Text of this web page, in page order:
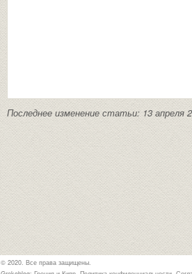
Последнее изменение статьи: 13 апреля
© 2020. Все права защищены.